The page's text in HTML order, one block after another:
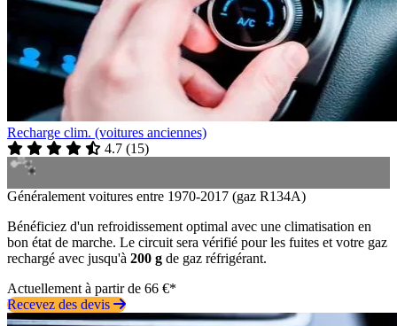
Recharge clim. (voitures anciennes)
4.7 (15)
Généralement voitures entre 1970-2017 (gaz R134A)
Bénéficiez d'un refroidissement optimal avec une climatisation en
bon état de marche. Le circuit sera vérifié pour les fuites et votre gaz
rechargé avec jusqu'à 200 g de gaz réfrigérant.
Actuellement à partir de 66 €*
Recevez des devis